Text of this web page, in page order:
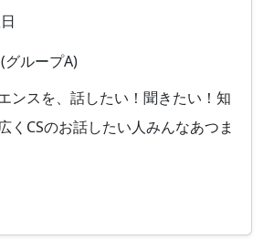
グループA)
ンスを、話したい！聞きたい！知
くCSのお話したい人みんなあつま